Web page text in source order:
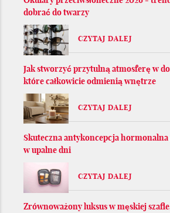
dobrać do twarzy
CZYTAJ DALEJ
Jak stworzyć przytulną atmosferę w
które całkowicie odmienią wnętrze
CZYTAJ DALEJ
Skuteczna antykoncepcja hormonalna
w upalne dni
CZYTAJ DALEJ
Zrównoważony luksus w męskiej